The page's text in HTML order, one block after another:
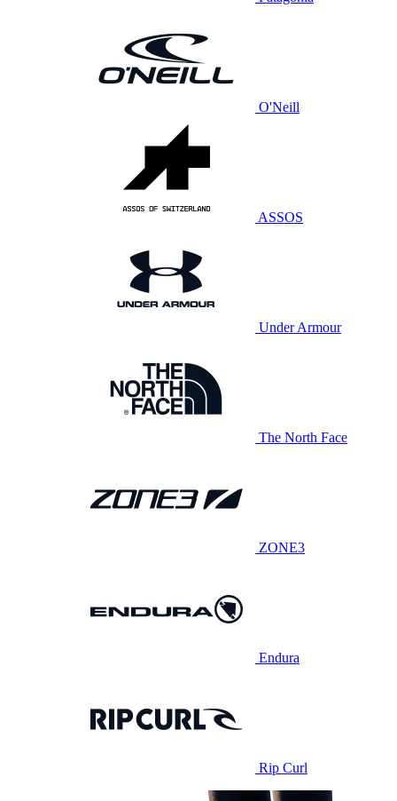
O'Neill
ASSOS
Under Armour
The North Face
ZONE3
Endura
Rip Curl